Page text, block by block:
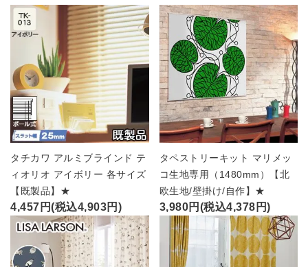
タチカワ アルミブラインド テ
ィオリオ アイボリー 各サイズ
【既製品】★
4,457円(税込4,903円)
タペストリーキット マリメッ
コ生地専用（1480mm）【北
欧生地/壁掛け/自作】★
3,980円(税込4,378円)